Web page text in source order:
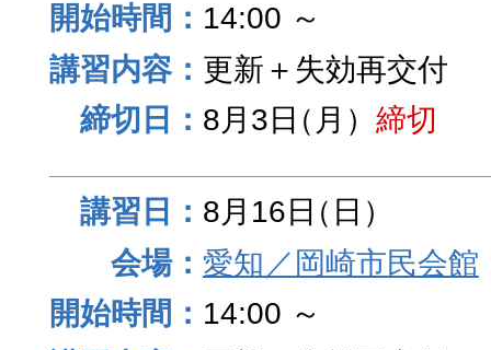
14:00 ～
更新＋失効再交付
8月3日（月） 締切
8月16日（日）
愛知／岡崎市民会館
14:00 ～